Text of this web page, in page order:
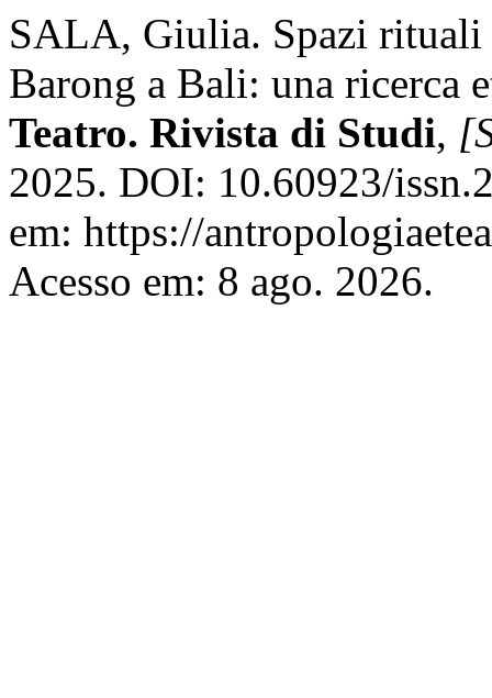
SALA, Giulia. Spazi rituali
Barong a Bali: una ricerca
Teatro. Rivista di Studi,
2025. DOI: 10.60923/
em: https://
Acesso em: 8 ago. 2026.